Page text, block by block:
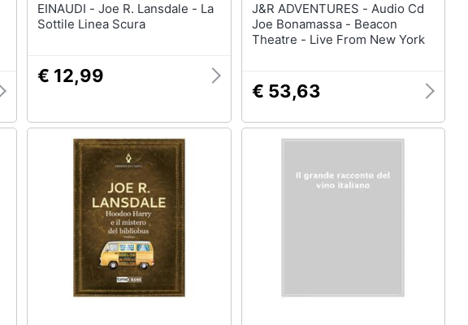
EINAUDI - Joe R. Lansdale - La
Sottile Linea Scura
€ 12,99
J&R ADVENTURES - Audio Cd
Joe Bonamassa - Beacon
Theatre - Live From New York
€ 53,63